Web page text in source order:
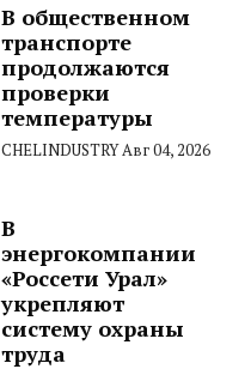
В общественном
транспорте
продолжаются
проверки
температуры
CHELINDUSTRYАвг 04, 2026
В
энергокомпании
«Россети Урал»
укрепляют
систему охраны
труда